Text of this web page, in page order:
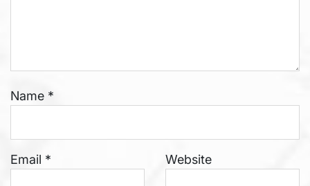
Name *
Email * Website